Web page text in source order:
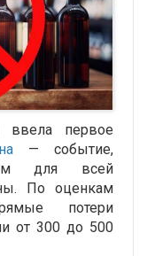
первое
— событие,
для всей
По оценкам
потери
от 300 до 500